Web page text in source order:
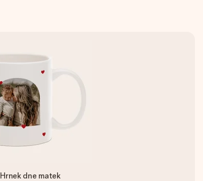
Hrnek dne matek